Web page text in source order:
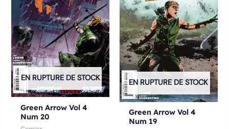
EN RUPTURE DE STOCK
Green Arrow Vol 4
Num 20
EN RUPTURE DE STOCK
Green Arrow Vol 4
Num 19